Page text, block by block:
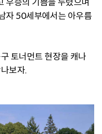
우승의 기쁨을 누렸으며
자 50세부에서는 아우름
토너먼트 현장을 캐나
보자.